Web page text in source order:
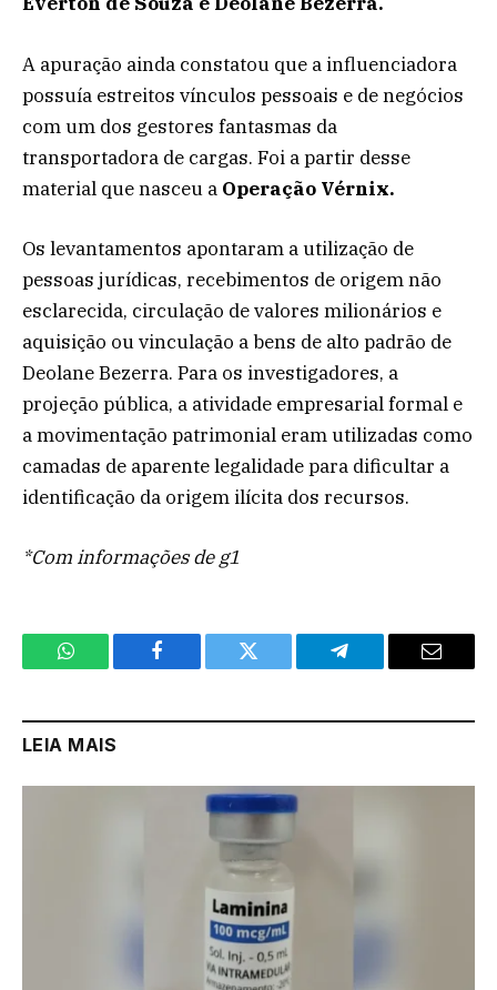
A apuração ainda constatou que a influenciadora
possuía estreitos vínculos pessoais e de negócios
com um dos gestores fantasmas da
transportadora de cargas. Foi a partir desse
material que nasceu a Operação Vérnix.
Os levantamentos apontaram a utilização de
pessoas jurídicas, recebimentos de origem não
esclarecida, circulação de valores milionários e
aquisição ou vinculação a bens de alto padrão de
Deolane Bezerra. Para os investigadores, a
projeção pública, a atividade empresarial formal e
a movimentação patrimonial eram utilizadas como
camadas de aparente legalidade para dificultar a
identificação da origem ilícita dos recursos.
*Com informações de g1
WhatsApp Facebook Twitter Telegram Email
LEIA MAIS